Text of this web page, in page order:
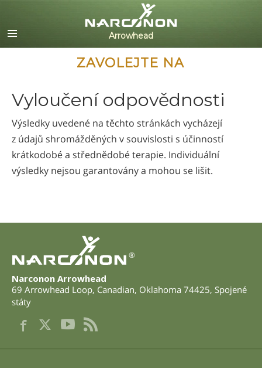
Dansk
Deutsch
Ελληνικά (Greek)
Français
Magyar
Italiano
日本語 (Japanese)
Nederlands
Arabic
ZAVOLEJTE NA
Vyloučení odpovědnosti
Výsledky uvedené na těchto stránkách vycházejí
z údajů shromážděných v souvislosti s účinností
krátkodobé a střednědobé terapie. Individuální
výsledky nejsou garantovány a mohou se lišit.
®
Narconon Arrowhead
69 Arrowhead Loop, Canadian, Oklahoma 74425, Spojené
státy